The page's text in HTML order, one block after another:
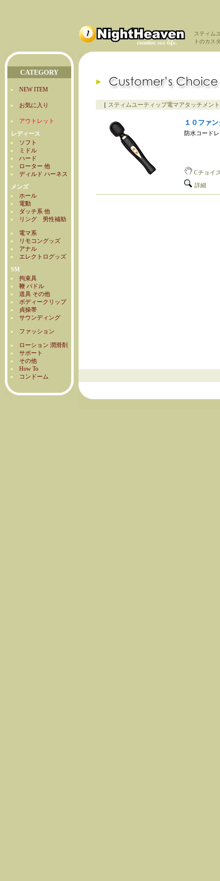
スティム
トのカス
CATEGORY
NEW ITEM
お気に入り
アウトレット
レディース
ソフト
ミドル
ハード
ローター 他
ディルド ハーネス
メンズ
ホール
電動
ダッチ系 他
リング 男性補助
電マ系
リモコングッズ
アナル
エレクトログッズ
SM
拘束具
鞭 パドル
道具 その他
ボディークリップ
貞操帯
サウンディング
ファッション
ローション 潤滑剤
サポート
その他
How To
コンドーム
［ スティムユーティップ電マアタッチメント
１０ファ
防水コード
Cチョイ
詳細